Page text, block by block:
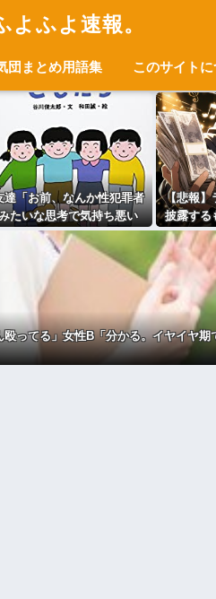
よふよ速報。
団まとめ用語集 このサイト
達「お前、なんか性犯罪者
たいな思考で気持ち悪い
な」言われたわ
【悲報】
披露する
会人の初
な
殴ってる」女性B「分かる。イヤイヤ